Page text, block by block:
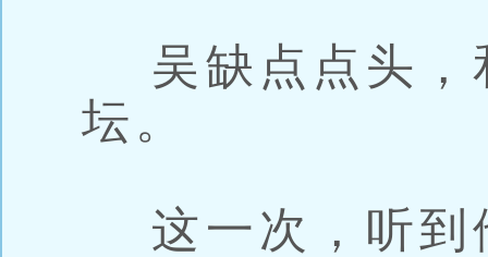
吴缺点点头，
坛。
这一次，听到